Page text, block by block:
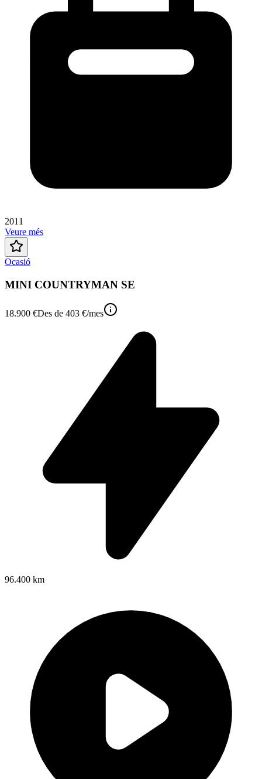
2011
Veure més
Ocasió
MINI COUNTRYMAN SE
18.900 €Des de 403 €/mes
96.400 km